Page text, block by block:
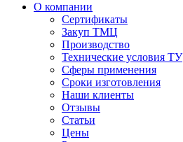
О компании
Сертификаты
Закуп ТМЦ
Производство
Технические условия ТУ
Сферы применения
Сроки изготовления
Наши клиенты
Отзывы
Статьи
Цены